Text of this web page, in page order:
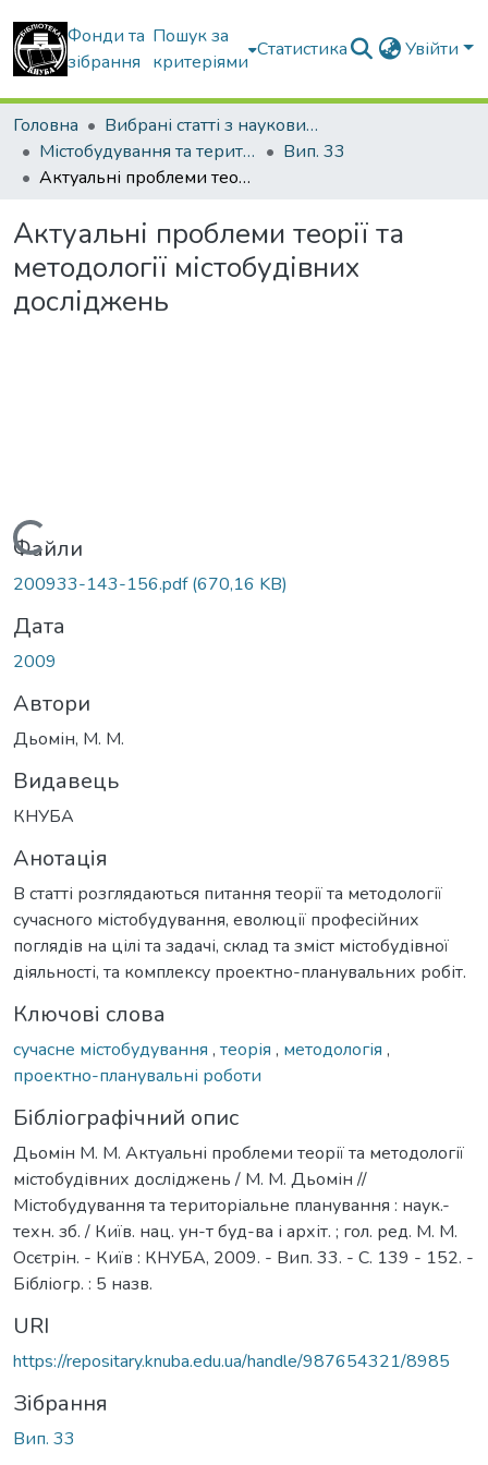
Фонди та
зібрання
Пошук за
критеріями
Статистика Увійти
Головна
Вибрані статті з наукових збірників КНУБА
Містобудування та територіальне планування
Вип. 33
Актуальні проблеми теорії та методології містобудівних досліджень
Актуальні проблеми теорії та
методології містобудівних
досліджень
Вантажиться...
Файли
200933-143-156.pdf(670,16 KB)
Дата
2009
Автори
Дьомін, М. М.
Видавець
КНУБА
Анотація
В статті розглядаються питання теорії та методології
сучасного містобудування, еволюції професійних
поглядів на цілі та задачі, склад та зміст містобудівної
діяльності, та комплексу проектно-планувальних робіт.
Ключові слова
сучасне містобудування , теорія , методологія ,
проектно-планувальні роботи
Бібліографічний опис
Дьомін М. М. Актуальні проблеми теорії та методології
містобудівних досліджень / М. М. Дьомін //
Містобудування та територіальне планування : наук.-
техн. зб. / Київ. нац. ун-т буд-ва і архіт. ; гол. ред. М. М.
Осєтрін. - Київ : КНУБА, 2009. - Вип. 33. - С. 139 - 152. -
Бібліогр. : 5 назв.
URI
https://repositary.knuba.edu.ua/handle/987654321/8985
Зібрання
Вип. 33